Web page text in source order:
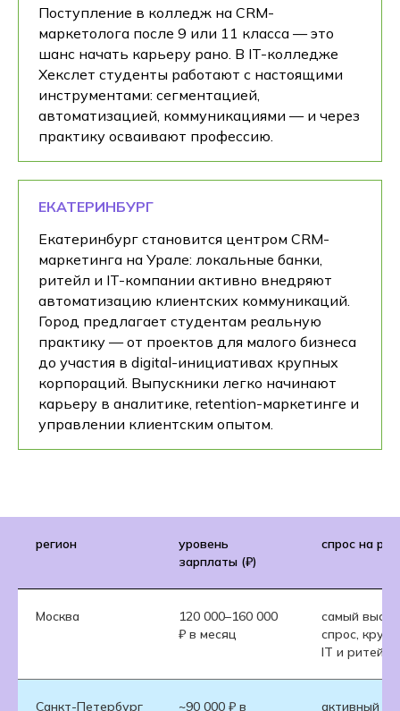
Поступление в колледж на CRM-
маркетолога после 9 или 11 класса — это
шанс начать карьеру рано. В IT-колледже
Хекслет студенты работают с настоящими
инструментами: сегментацией,
автоматизацией, коммуникациями — и через
практику осваивают профессию.
ЕКАТЕРИНБУРГ
Екатеринбург становится центром CRM-
маркетинга на Урале: локальные банки,
ритейл и IT-компании активно внедряют
автоматизацию клиентских коммуникаций.
Город предлагает студентам реальную
практику — от проектов для малого бизнеса
до участия в digital-инициативах крупных
корпораций. Выпускники легко начинают
карьеру в аналитике, retention-маркетинге и
управлении клиентским опытом.
регион
уровень
зарплаты (₽)
спрос на
Москва
120 000–160 000
₽ в месяц
самый
спрос,
IT и ритейл
Санкт-Петербург
~90 000 ₽ в
активный